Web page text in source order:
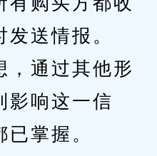
送情报。
通过其他形
影响这一信
掌握。